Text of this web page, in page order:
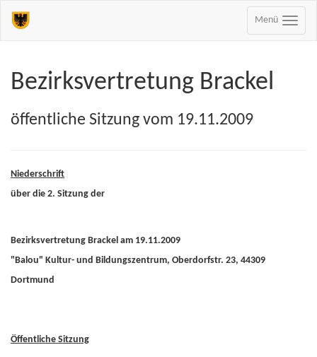
Menü
Bezirksvertretung Brackel
öffentliche Sitzung vom 19.11.2009
Niederschrift
über die 2. Sitzung der
Bezirksvertretung Brackel am 19.11.2009
"Balou" Kultur- und Bildungszentrum, Oberdorfstr. 23, 44309
Dortmund
Öffentliche Sitzung